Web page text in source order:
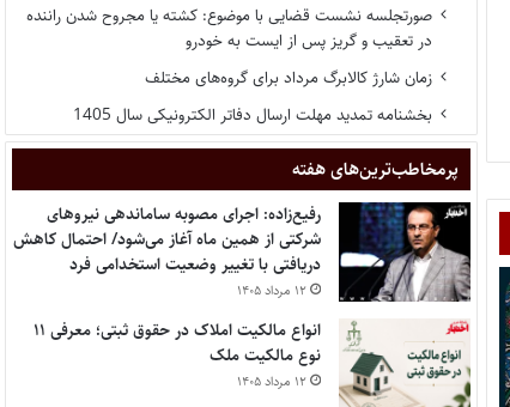
صورتجلسه نشست قضایی با موضوع: کشته یا مجروح شدن راننده
در تعقیب و گریز پس از ایست به خودرو
زمان شارژ کالابرگ مرداد برای گروه‌های مختلف
بخشنامه تمدید مهلت ارسال دفاتر الکترونیکی سال 1405
پر‌مخاطب‌ترین‌های هفته
رفیع‌زاده: اجرای مصوبه ساماندهی نیروهای
شرکتی از همین ماه آغاز می‌شود/ احتمال کاهش
دریافتی با تغییر وضعیت استخدامی فرد
۱۲ مرداد ۱۴۰۵
انواع مالکیت املاک در حقوق ثبتی؛ معرفی ۱۱
نوع مالکیت ملک
۱۲ مرداد ۱۴۰۵